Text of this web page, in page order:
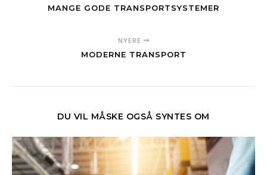
MANGE GODE TRANSPORTSYSTEMER
NYERE
MODERNE TRANSPORT
DU VIL MÅSKE OGSÅ SYNTES OM